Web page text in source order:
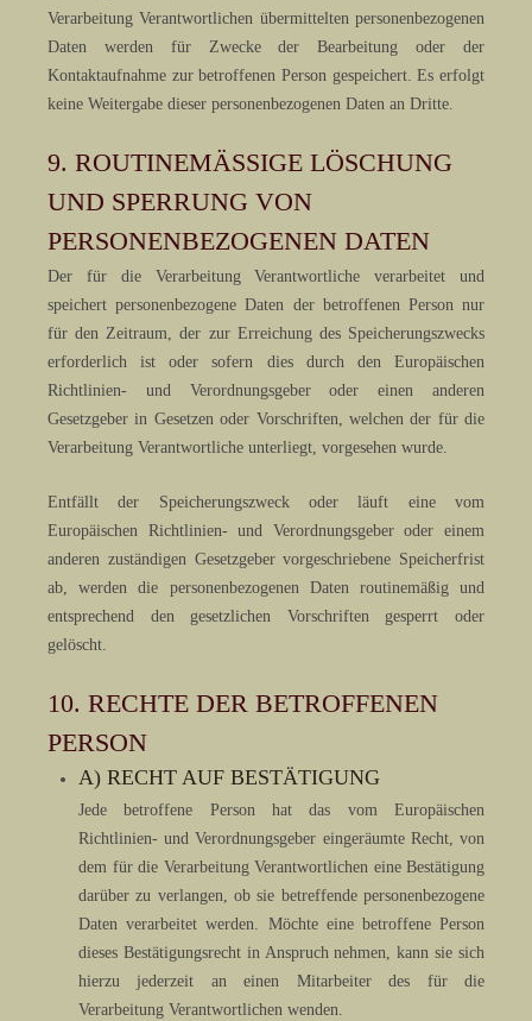
Verarbeitung Verantwortlichen übermittelten personenbezogenen
Daten werden für Zwecke der Bearbeitung oder der
Kontaktaufnahme zur betroffenen Person gespeichert. Es erfolgt
keine Weitergabe dieser personenbezogenen Daten an Dritte.
9. ROUTINEMÄSSIGE LÖSCHUNG U
ND SPERRUNG VON P
ERSONENBEZOGENEN DATEN
Der für die Verarbeitung Verantwortliche verarbeitet und
speichert personenbezogene Daten der betroffenen Person nur
für den Zeitraum, der zur Erreichung des Speicherungszwecks
erforderlich ist oder sofern dies durch den Europäischen
Richtlinien- und Verordnungsgeber oder einen anderen
Gesetzgeber in Gesetzen oder Vorschriften, welchen der für die
Verarbeitung Verantwortliche unterliegt, vorgesehen wurde.
Entfällt der Speicherungszweck oder läuft eine vom
Europäischen Richtlinien- und Verordnungsgeber oder einem
anderen zuständigen Gesetzgeber vorgeschriebene Speicherfrist
ab, werden die personenbezogenen Daten routinemäßig und
entsprechend den gesetzlichen Vorschriften gesperrt oder
gelöscht.
10. RECHTE DER BETROFFENEN
PERSON
A) RECHT AUF BESTÄTIGUNG
Jede betroffene Person hat das vom Europäischen
Richtlinien- und Verordnungsgeber eingeräumte Recht, von
dem für die Verarbeitung Verantwortlichen eine Bestätigung
darüber zu verlangen, ob sie betreffende personenbezogene
Daten verarbeitet werden. Möchte eine betroffene Person
dieses Bestätigungsrecht in Anspruch nehmen, kann sie sich
hierzu jederzeit an einen Mitarbeiter des für die
Verarbeitung Verantwortlichen wenden.